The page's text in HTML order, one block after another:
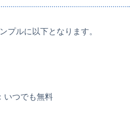
プルに以下となります。
いつでも無料